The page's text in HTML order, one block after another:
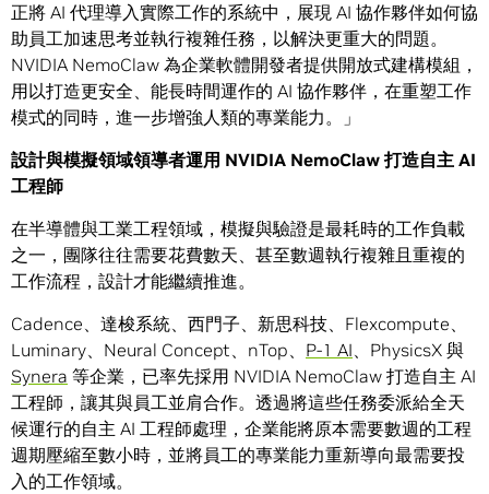
正將 AI 代理導入實際工作的系統中，展現 AI 協作夥伴如何協
助員工加速思考並執行複雜任務，以解決更重大的問題。
NVIDIA NemoClaw 為企業軟體開發者提供開放式建構模組，
用以打造更安全、能長時間運作的 AI 協作夥伴，在重塑工作
模式的同時，進一步增強人類的專業能力。」
設計與模擬領域領導者運用 NVIDIA NemoClaw打造自主 AI
工程師
在半導體與工業工程領域，模擬與驗證是最耗時的工作負載
之一，團隊往往需要花費數天、甚至數週執行複雜且重複的
工作流程，設計才能繼續推進。
Cadence、達梭系統、西門子、新思科技、Flexcompute、
Luminary、Neural Concept、nTop、 P-1 AI、PhysicsX 與
Synera 等企業，已率先採用 NVIDIA NemoClaw 打造自主 AI
工程師，讓其與員工並肩合作。透過將這些任務委派給全天
候運行的自主 AI 工程師處理，企業能將原本需要數週的工程
週期壓縮至數小時，並將員工的專業能力重新導向最需要投
入的工作領域。